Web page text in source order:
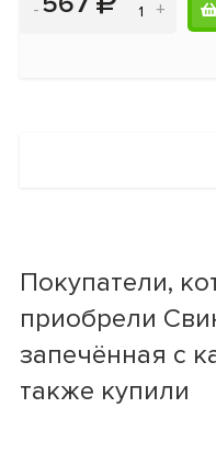
- +
Покупатели,
приобрели
запечённая с
также купили